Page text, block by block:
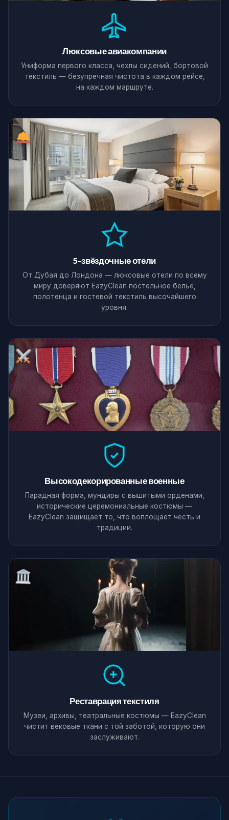
Люксовые авиакомпании
Униформа первого класса, чехлы сидений, бортовой
текстиль — безупречная чистота в каждом рейсе,
на каждом маршруте.
5-звёздочные отели
От Дубая до Лондона — люксовые отели по всему
миру доверяют EazyClean постельное бельё,
полотенца и гостевой текстиль высочайшего
уровня.
Высокодекорированные военные
Парадная форма, мундиры с вышитыми орденами,
исторические церемониальные костюмы —
EazyClean защищает то, что воплощает честь и
традиции.
Реставрация текстиля
Музеи, архивы, театральные костюмы — EazyClean
чистит вековые ткани с той заботой, которую они
заслуживают.